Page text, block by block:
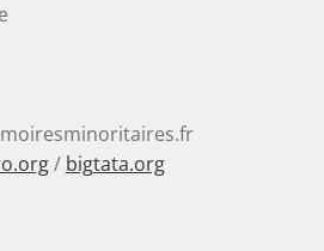
/ bigtata.org